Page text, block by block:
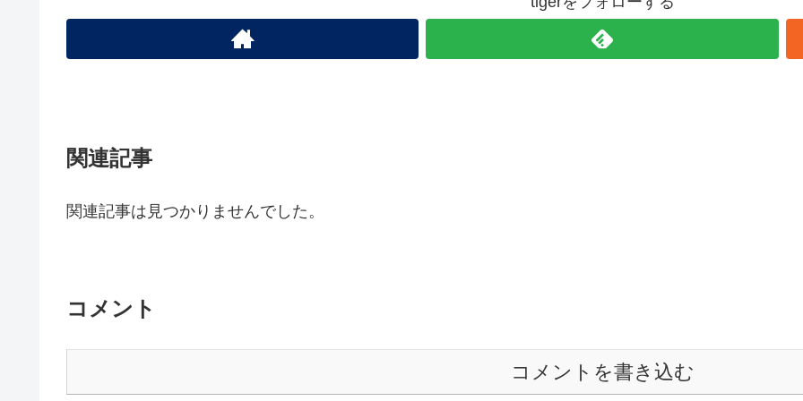
関連記事
関連記事は見つかりませんでした。
コメント
コメントを書き込む